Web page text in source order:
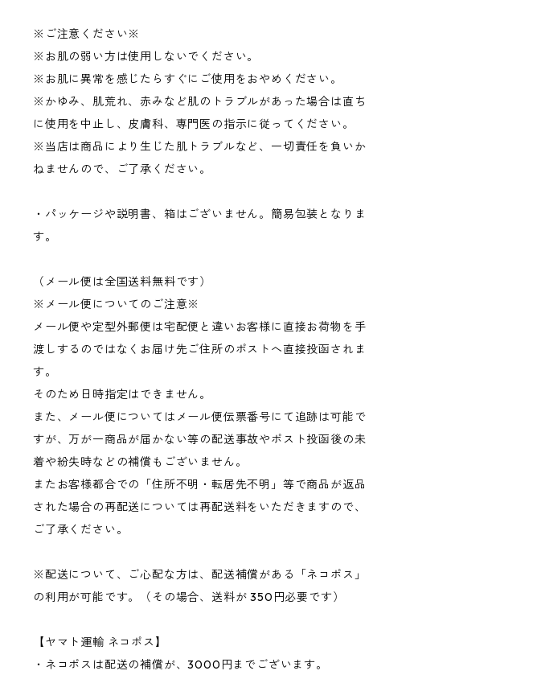
※ご注意ください※
※お肌の弱い方は使用しないでください。
※お肌に異常を感じたらすぐにご使用をおやめください。
※かゆみ、肌荒れ、赤みなど肌のトラブルがあった場合は直ち
に使用を中止し、皮膚科、専門医の指示に従ってください。
※当店は商品により生じた肌トラブルなど、一切責任を負いか
ねませんので、ご了承ください。
・パッケージや説明書、箱はございません。簡易包装となりま
す。
（メール便は全国送料無料です）
※メール便についてのご注意※
メール便や定型外郵便は宅配便と違いお客様に直接お荷物を手
渡しするのではなくお届け先ご住所のポストへ直接投函されま
す。
そのため日時指定はできません。
また、メール便についてはメール便伝票番号にて追跡は可能で
すが、万が一商品が届かない等の配送事故やポスト投函後の未
着や紛失時などの補償もございません。
またお客様都合での「住所不明・転居先不明」等で商品が返品
された場合の再配送については再配送料をいただきますので、
ご了承ください。
※配送について、ご心配な方は、配送補償がある「ネコポス」
の利用が可能です。（その場合、送料が 350円必要です）
【ヤマト運輸 ネコポス】
・ネコポスは配送の補償が、3000円までございます。